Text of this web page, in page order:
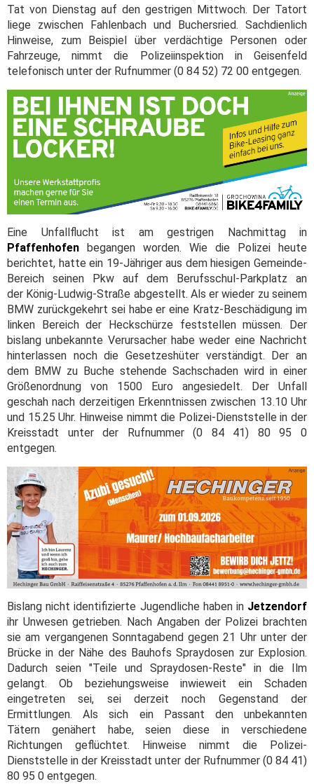
Tat von Dienstag auf den gestrigen Mittwoch. Der Tatort
liege zwischen Fahlenbach und Buchersried. Sachdienlich
Hinweise, zum Beispiel über verdächtige Personen oder
Fahrzeuge, nimmt die Polizeiinspektion in Geisenfeld
telefonisch unter der Rufnummer (0 84 52) 72 00 entgegen.
Eine Unfallflucht ist am gestrigen Nachmittag in
Pfaffenhofen begangen worden. Wie die Polizei heute
berichtet, hatte ein 19-Jähriger aus dem hiesigen Gemeinde-
Bereich seinen Pkw auf dem Berufsschul-Parkplatz an
der König-Ludwig-Straße abgestellt. Als er wieder zu seinem
BMW zurückgekehrt sei habe er eine Kratz-Beschädigung im
linken Bereich der Heckschürze feststellen müssen. Der
bislang unbekannte Verursacher habe weder eine Nachricht
hinterlassen noch die Gesetzeshüter verständigt. Der an
dem BMW zu Buche stehende Sachschaden wird in einer
Größenordnung von 1500 Euro angesiedelt. Der Unfall
geschah nach derzeitigen Erkenntnissen zwischen 13.10 Uhr
und 15.25 Uhr. Hinweise nimmt die Polizei-Dienststelle in der
Kreisstadt unter der Rufnummer (0 84 41) 80 95 0
entgegen.
Bislang nicht identifizierte Jugendliche haben in Jetzendorf
ihr Unwesen getrieben. Nach Angaben der Polizei brachten
sie am vergangenen Sonntagabend gegen 21 Uhr unter der
Brücke in der Nähe des Bauhofs Spraydosen zur Explosion.
Dadurch seien "Teile und Spraydosen-Reste" in die Ilm
gelangt. Ob beziehungsweise inwieweit ein Schaden
eingetreten sei, sei derzeit noch Gegenstand der
Ermittlungen. Als sich ein Passant den unbekannten
Tätern genähert habe, seien diese in verschiedene
Richtungen geflüchtet. Hinweise nimmt die Polizei-
Dienststelle in der Kreisstadt unter der Rufnummer (0 84 41)
80 95 0 entgegen.